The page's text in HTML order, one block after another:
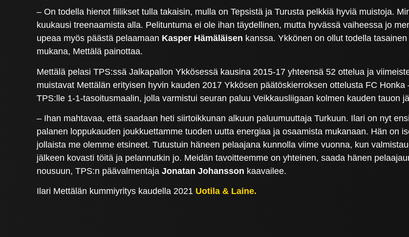
– On todella hienot fiilikset tulla takaisin, mulla on Tepsistä ja Turusta pelkkiä hyviä muistoja.
kuukausi treenaamista alla. Pelituntuma ei ole ihan täydellinen, mutta hyvässä vaiheessa jo
upeaa myös päästä pelaamaan Kasper Hämäläisen kanssa. Ykkönen on ollut todella
mukana, Mettälä painottaa.
Mettälä pelasi TPS:ssä Jalkapallon Ykkösessä kausina 2015-17 yhteensä 52 ottelua ja
muistavat Mettälän erityisen hyvin kauden 2017 Ykkösen päätöskierroksen ottelusta FC
TPS:lle 1-1-tasoitusmaalin, jolla varmistui seuran paluu Veikkausliigaan kolmen kauden tauon
– Ihan mahtavaa, että saadaan heti siirtoikkunan alkuun paluumuuttaja Turkuun. Ilari on nyt
palanen loppukauden joukkuettamme tuoden uutta energiaa ja osaamista mukanaan. Hän on
jollaista me olemme etsineet. Tutustuin häneen pelaajana kunnolla viime vuonna, kun
jälkeen kovasti töitä ja pelannutkin jo. Meidän tavoitteemme on yhteinen, saada hänen
nousuun, TPS:n päävalmentajaJonatan Johansson kaavailee.
Ilari Mettälän kummiyritys kaudella 2021 Uotila & Laine.